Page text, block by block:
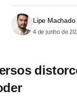
Lipe Machado
4 de junho de